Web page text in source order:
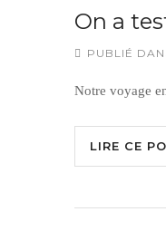
On a
PUBLIÉ
Notre voyage
LIRE CE